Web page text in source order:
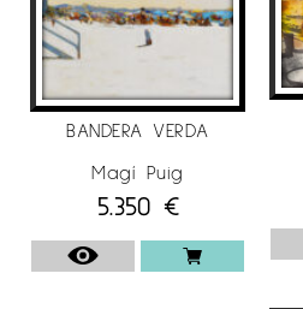
BANDERA VERDA
Magí Puig
5.350 €